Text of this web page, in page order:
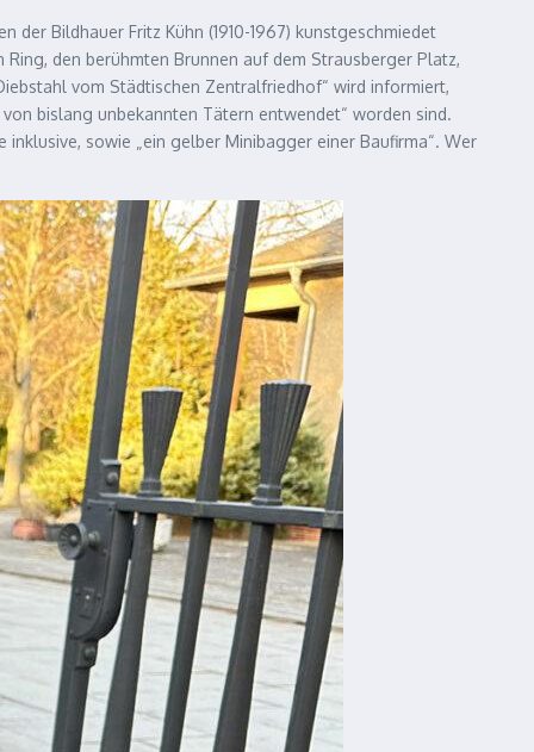
Bildhauer Fritz Kühn (1910-1967) kunstgeschmiedet
den berühmten Brunnen auf dem Strausberger Platz,
vom Städtischen Zentralfriedhof“ wird informiert,
bislang unbekannten Tätern entwendet“ worden sind.
sowie „ein gelber Minibagger einer Baufirma“. Wer